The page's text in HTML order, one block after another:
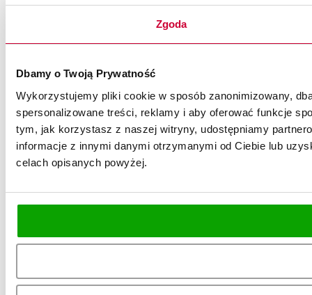
Zgoda
Dbamy o Twoją Prywatność
Wykorzystujemy pliki cookie w sposób zanonimizowany,
spersonalizowane treści, reklamy i aby oferować funkcje
tym, jak korzystasz z naszej witryny, udostępniamy
informacje z innymi danymi otrzymanymi od Ciebie lub
celach opisanych powyżej.